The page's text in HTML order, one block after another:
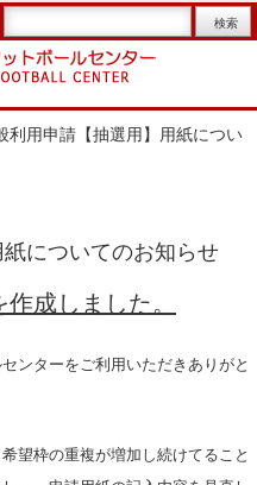
利用申請【抽選用】用紙につい
についてのお知らせ
成しました。
ンターをご利用いただきありがと
望枠の重複が増加し続けてること